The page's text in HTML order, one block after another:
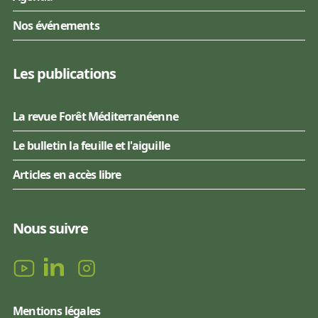
Nos événements
Les publications
La revue Forêt Méditerranéenne
Le bulletin la feuille et l'aiguille
Articles en accès libre
Nous suivre
Mentions légales